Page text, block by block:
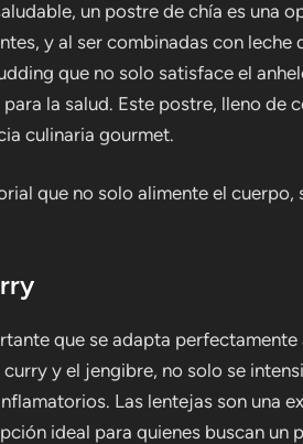
un postre de chía es una
y al ser combinadas con leche
que no solo satisface el
la salud. Este postre, lleno de
culinaria gourmet.
que no solo alimente el cuerpo,
que se adapta perfectamente
y el jengibre, no solo se
Las lentejas son una
ideal para quienes buscan un